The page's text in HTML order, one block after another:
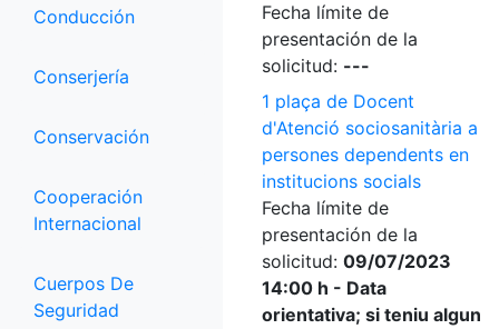
Conducción
Conserjería
Conservación
Cooperación
Internacional
Cuerpos De
Seguridad
Fecha límite de
presentación de la
solicitud: ---
1 plaça de Docent
d'Atenció sociosanitària a
persones dependents en
institucions socials
Fecha límite de
presentación de la
solicitud: 09/07/2023
14:00 h - Data
orientativa; si teniu algun